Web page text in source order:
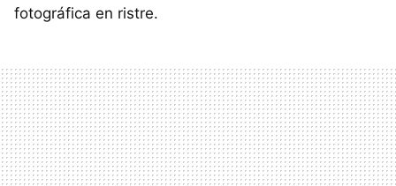
fotográfica en ristre.